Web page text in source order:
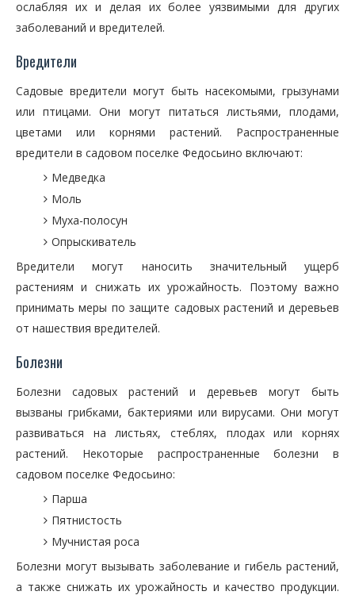
ослабляя их и делая их более уязвимыми для других
заболеваний и вредителей.
Вредители
Садовые вредители могут быть насекомыми, грызунами
или птицами. Они могут питаться листьями, плодами,
цветами или корнями растений. Распространенные
вредители в садовом поселке Федосьино включают:
Медведка
Моль
Муха-полосун
Опрыскиватель
Вредители могут наносить значительный ущерб
растениям и снижать их урожайность. Поэтому важно
принимать меры по защите садовых растений и деревьев
от нашествия вредителей.
Болезни
Болезни садовых растений и деревьев могут быть
вызваны грибками, бактериями или вирусами. Они могут
развиваться на листьях, стеблях, плодах или корнях
растений. Некоторые распространенные болезни в
садовом поселке Федосьино:
Парша
Пятнистость
Мучнистая роса
Болезни могут вызывать заболевание и гибель растений,
а также снижать их урожайность и качество продукции.